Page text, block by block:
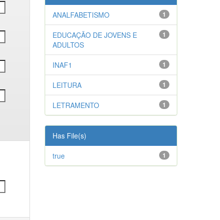
1
ANALFABETISMO
1
EDUCAÇÃO DE JOVENS E
ADULTOS
1
INAF1
1
LEITURA
1
LETRAMENTO
Has File(s)
1
true